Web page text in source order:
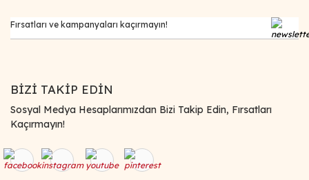
BİZİ TAKİP EDİN
Sosyal Medya Hesaplarımızdan Bizi Takip Edin, Fırsatları
Kaçırmayın!